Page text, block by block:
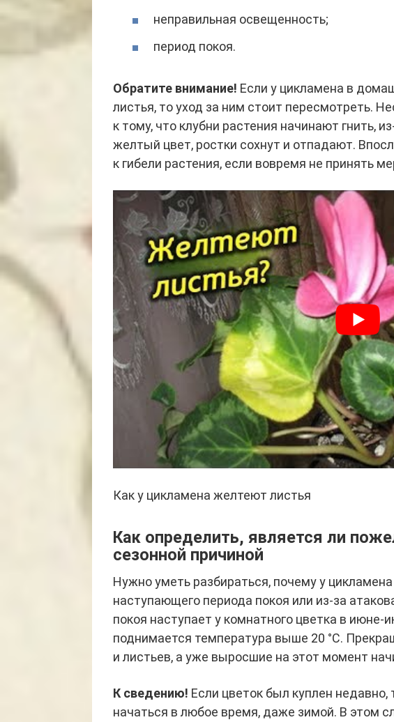
неправильная освещенность;
период покоя.
Обратите внимание! Если у цикламена в
листья, то уход за ним стоит пересмотреть.
к тому, что клубни растения начинают гнить,
желтый цвет, ростки сохнут и отпадают.
к гибели растения, если вовремя не принять
Как у цикламена желтеют листья
Как определить, является ли
сезонной причиной
Нужно уметь разбираться, почему у
наступающего периода покоя или из-за
покоя наступает у комнатного цветка в
поднимается температура выше 20 °С.
и листьев, а уже выросшие на этот момент
К сведению! Если цветок был куплен
начаться в любое время, даже зимой. В этом